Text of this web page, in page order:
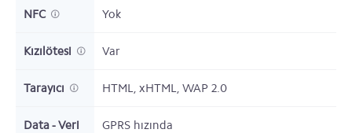
NFC Yok
Kızılötesi Var
Tarayıcı HTML, xHTML, WAP 2.0
Data - Veri
GPRS hızında